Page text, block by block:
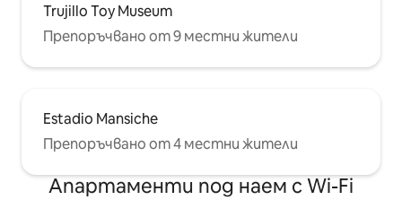
Trujillo Toy Museum
Препоръчвано от 9 местни жители
Estadio Mansiche
Препоръчвано от 4 местни жители
Апартаменти под наем с Wi-Fi